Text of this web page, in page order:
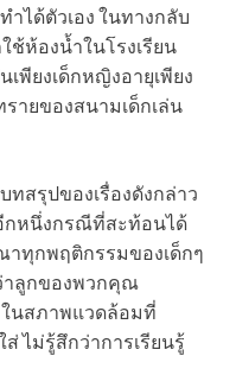
ำได้ตัวเอง ในทางกลับ
ช้ห้องน้ำในโรงเรียน
พียงเด็กหญิงอายุเพียง
ายของสนามเด็กเล่น
สรุปของเรื่องดังกล่าว
กหนึ่งกรณีที่สะท้อนได้
าทุกพฤติกรรมของเด็กๆ
าลูกของพวกคุณ
นสภาพแวดล้อมที่
ไม่รู้สึกว่าการเรียนรู้